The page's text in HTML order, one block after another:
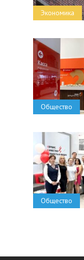
Экономика
Общество
Общество